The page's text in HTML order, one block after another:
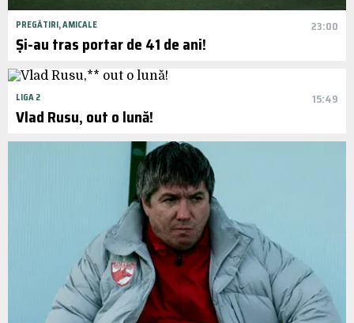
PREGĂTIRI, AMICALE 23:00
Și-au tras portar de 41 de ani!
LIGA 2 15:49
Vlad Rusu, out o lună!